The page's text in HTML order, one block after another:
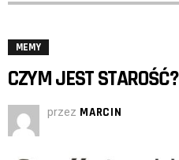
MEMY
CZYM JEST STAROŚĆ?
przez MARCIN